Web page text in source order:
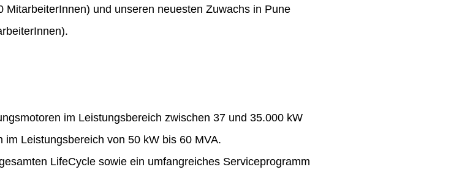
und unseren neuesten Zuwachs in Pune
im Leistungsbereich zwischen 37 und 35.000 kW
Leistungsbereich von 50 kW bis 60 MVA.
LifeCycle sowie ein umfangreiches Serviceprogramm